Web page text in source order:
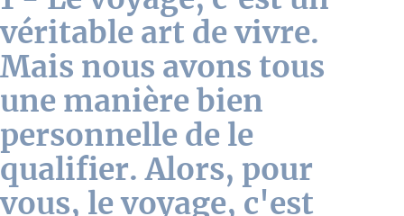
véritable art de vivre.
Mais nous avons tous
une manière bien
personnelle de le
qualifier. Alors, pour
vous, le voyage, c'est